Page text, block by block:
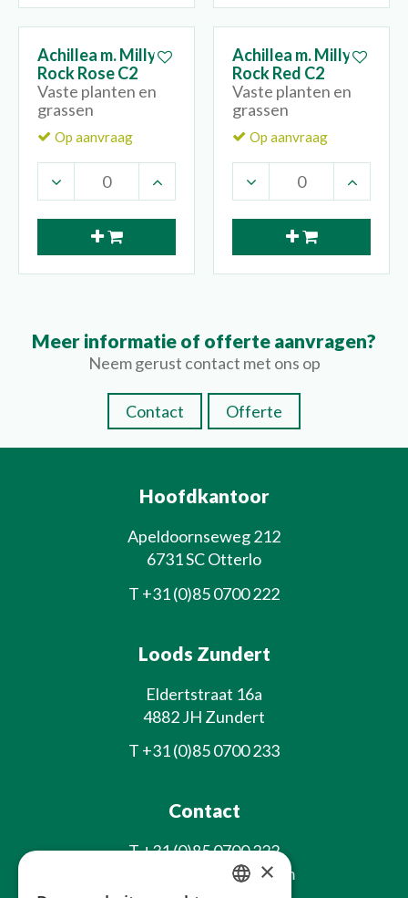
Achillea m. Milly
Rock Rose C2
Vaste planten en
grassen
Op aanvraag
Achillea m. Milly
Rock Red C2
Vaste planten en
grassen
Op aanvraag
Meer informatie of offerte aanvragen?
Neem gerust contact met ons op
Contact Offerte
Hoofdkantoor
Apeldoornseweg 212
6731 SC Otterlo
T +31 (0)85 0700 222
Loods Zundert
Eldertstraat 16a
4882 JH Zundert
T +31 (0)85 0700 233
Contact
T+31 (0)85 0700 222
info@laxsjonplants.com
×